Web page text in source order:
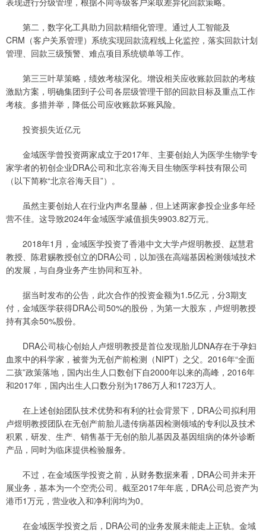
第二，数字化工具助力回款精细化管理。通过人工智能及
CRM（客户关系管理）系统实现回款流程线上化监控，落实回款计划
管理、回款三级预警、难点项目系统锁单等工作。
第三三叶草策略，绩效考核深化。增设相关应收账款回款的考核
激励方案，明确集团到子公司各层级管理干部的回款目标及重点工作
考核。多措并举，降低公司应收账款坏账风险。
投资损失近亿元
金域医学曾投资两家成立于2017年、主要创始人为医学生物学专
家学者的初创企业DRA公司和北京谷海天目生物医学科技有限公司
（以下简称“北京谷海天目”）。
虽然主要创始人在行业内声名显赫，但上述两家参投企业多年经
营不佳。这导致2024年金域医学减值损失9903.82万元。
2018年1月，金域医学投资了香港中文大学卢煜明教授、赵慧君
教授、陈君赐教授创立的DRA公司，以加强在高端基因检测领域技术
的发展，与自身业务产生协同和互补。
据当时发布的公告，此次合作的投资金额为1.5亿元，分3期支
付，金域医学获得DRA公司50%的股份，为第一大股东，卢煜明教授
持有其余50%股份。
DRA公司核心创始人卢煜明教授是首位发现胎儿DNA存在于孕妇
血浆中的科学家，被誉为无创产前检测（NIPT）之父。2016年“全面
二孩”政策落地，国内出生人口数创下自2000年以来的高峰，2016年
和2017年，国内出生人口数分别为1786万人和1723万人。
在上述创始团队技术优势和有利的社会背景下，DRA公司拟利用
卢煜明教授团队在无创产前胎儿遗传病基因检测领域的专利以及技术
积累，研发、生产、销售基于无创的胎儿基因及基因组病的体外诊断
产品，同时为临床提供检验服务。
不过，在金域医学投资之前，从财务数据来看，DRA公司并未开
展业务，基本为一个空壳公司。截至2017年年底，DRA公司总资产为
港币1万元，营业收入和净利润均为0。
在金域医学投资之后，DRA公司的业务发展未能走上正轨。金域